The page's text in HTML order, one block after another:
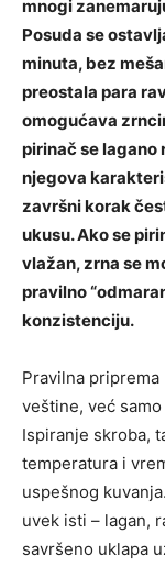
mnogi
Posuda se
minuta, bez
preostala para
omogućava
pirinač se lagano
njegova
završni korak
ukusu. Ako se
vlažan, zrna se
pravilno
konzistenciju.
Pravilna
veštine, već
Ispiranje skroba,
temperatura i
uspešnog
uvek isti – lagan,
savršeno uklapa